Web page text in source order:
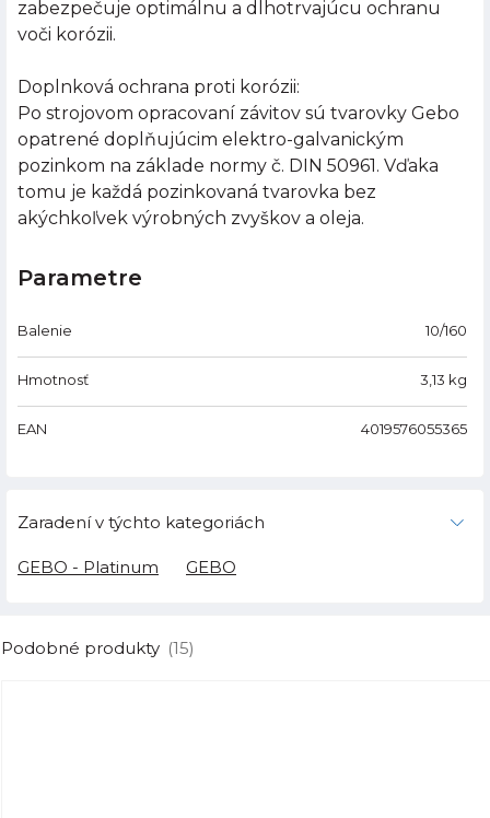
zabezpečuje optimálnu a dlhotrvajúcu ochranu
voči korózii.
Doplnková ochrana proti korózii:
Po strojovom opracovaní závitov sú tvarovky Gebo
opatrené doplňujúcim elektro-galvanickým
pozinkom na základe normy č. DIN 50961. Vďaka
tomu je každá pozinkovaná tvarovka bez
akýchkoľvek výrobných zvyškov a oleja.
Parametre
Balenie 10/160
Hmotnosť 3,13 kg
EAN 4019576055365
Zaradení v týchto kategoriách
GEBO - Platinum GEBO
Podobné produkty (15)